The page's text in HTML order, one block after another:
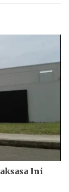
Ini